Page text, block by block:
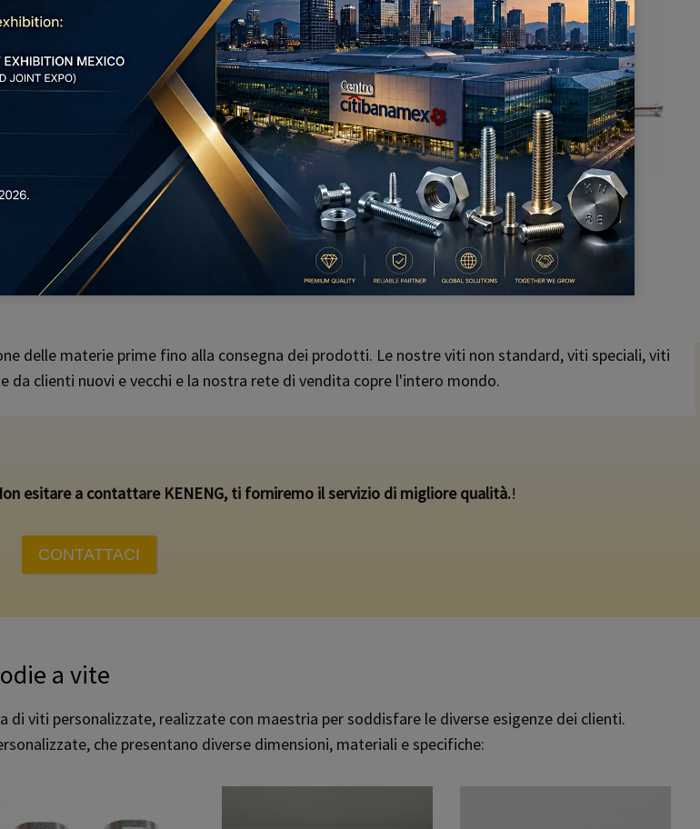
delle materie prime fino alla consegna dei prodotti. Le nostre viti non standard, viti speciali, viti
clienti nuovi e vecchi e la nostra rete di vendita copre l'intero mondo.
esitare a contattare KENENG, ti forniremo il servizio di migliore qualità.!
CONTATTACI
a vite
di viti personalizzate, realizzate con maestria per soddisfare le diverse esigenze dei clienti.
che presentano diverse dimensioni, materiali e specifiche: